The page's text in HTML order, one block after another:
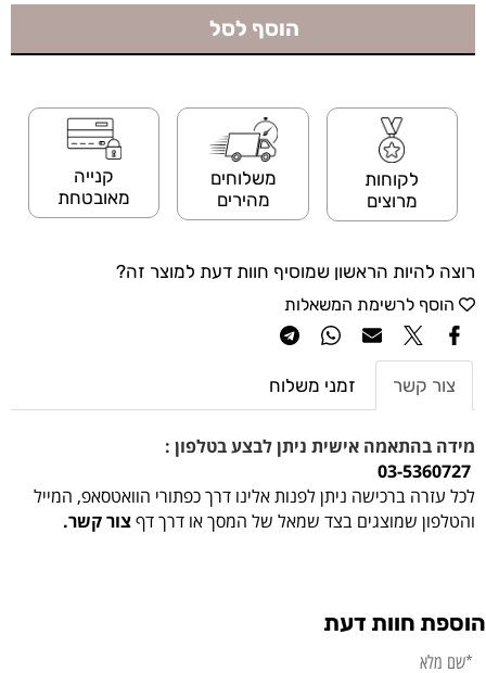
הוסף לסל
לקוחות
מרוצים
משלוחים
מהירים
קנייה
מאובטחת
רוצה להיות הראשון שמוסיף חוות דעת למוצר זה?
הוסף לרשימת המשאלות
צור קשר זמני משלוח
מידה בהתאמה אישית ניתן לבצע בטלפון :
03-5360727
לכל עזרה ברכישה ניתן לפנות אלינו דרך כפתורי הוואטסאפ, המייל
והטלפון שמוצגים בצד שמאל של המסך או דרך דףצור קשר.
הוספת חוות דעת